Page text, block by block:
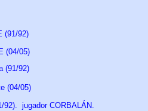
(91/92)
(04/05)
(91/92)
(04/05)
92). jugador CORBALÁN.